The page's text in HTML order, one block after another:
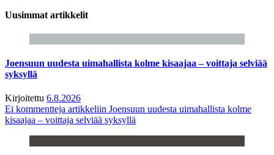
Uusimmat artikkelit
Joensuun uudesta uimahallista kolme kisaajaa – voittaja selviää
syksyllä
Kirjoitettu 6.8.2026
Ei kommentteja artikkeliin Joensuun uudesta uimahallista kolme
kisaajaa – voittaja selviää syksyllä